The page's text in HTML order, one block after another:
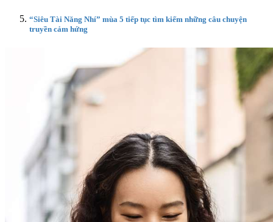
“Siêu Tài Năng Nhí” mùa 5 tiếp tục tìm kiếm những câu chuyện
truyền cảm hứng